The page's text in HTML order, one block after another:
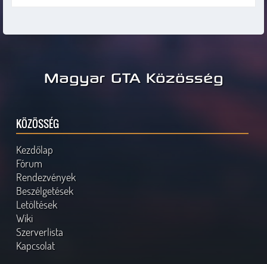
Magyar GTA Közösség
KÖZÖSSÉG
Kezdőlap
Fórum
Rendezvények
Beszélgetések
Letöltések
Wiki
Szerverlista
Kapcsolat